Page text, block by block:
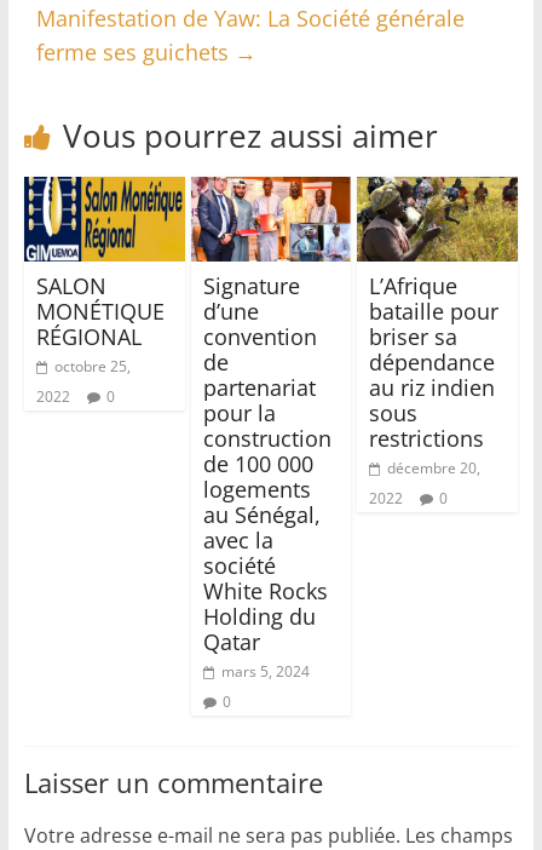
Manifestation de Yaw: La Société générale
ferme ses guichets →
Vous pourrez aussi aimer
SALON
MONÉTIQUE
RÉGIONAL
octobre 25,
2022
0
Signature
d’une
convention
de
partenariat
pour la
construction
de 100 000
logements
au Sénégal,
avec la
société
White Rocks
Holding du
Qatar
mars 5, 2024
0
L’Afrique
bataille pour
briser sa
dépendance
au riz indien
sous
restrictions
décembre 20,
2022
0
Laisser un commentaire
Votre adresse e-mail ne sera pas publiée. Les champs